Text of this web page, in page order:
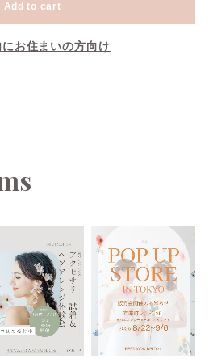
Add to cart
にお住まいの方向け